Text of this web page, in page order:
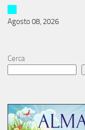
Agosto 08, 2026
Cerca